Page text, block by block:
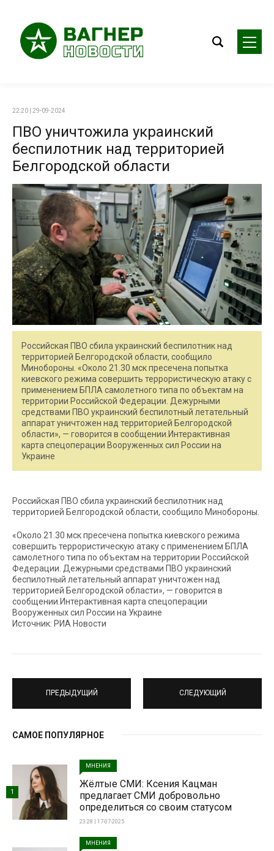
22:20 | 29-09-2024
ПВО уничтожила украинский
беспилотник над территорией
Белгородской области
Российская ПВО сбила украинский беспилотник над
территорией Белгородской области, сообщило
Минобороны. «Около 21.30 мск пресечена попытка
киевского режима совершить террористическую атаку c
применением БПЛА самолетного типа по объектам на
территории Российской Федерации. Дежурными
средствами ПВО украинский беспилотный летательный
аппарат уничтожен над территорией Белгородской
области», — говорится в сообщении.Интерактивная
карта спецоперации Вооруженных сил России на
Украине
Российская ПВО сбила украинский беспилотник над
территорией Белгородской области, сообщило Минобороны.
«Около 21.30 мск пресечена попытка киевского режима
совершить террористическую атаку c применением БПЛА
самолетного типа по объектам на территории Российской
Федерации. Дежурными средствами ПВО украинский
беспилотный летательный аппарат уничтожен над
территорией Белгородской области», — говорится в
сообщении.Интерактивная карта спецоперации
Вооруженных сил России на Украине
Источник: РИА Новости
ПРЕДЫДУЩИЙ СЛЕДУЮЩИЙ
САМОЕ ПОПУЛЯРНОЕ
МНЕНИЯ
Жёлтые СМИ: Ксения Кацман
предлагает СМИ добровольно
определиться со своим статусом
23:28 | 17-07-2025
1
МНЕНИЯ